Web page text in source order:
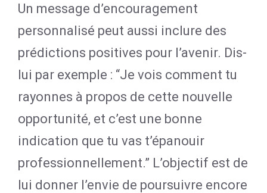
Un message d’encouragement
personnalisé peut aussi inclure des
prédictions positives pour l’avenir. Dis-
lui par exemple : “Je vois comment tu
rayonnes à propos de cette nouvelle
opportunité, et c’est une bonne
indication que tu vas t’épanouir
professionnellement.” L’objectif est de
lui donner l’envie de poursuivre encore